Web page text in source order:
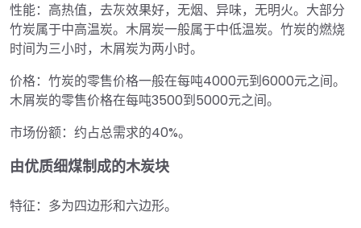
性能：高热值，去灰效果好，无烟、异味，无明火。大部分
竹炭属于中高温炭。木屑炭一般属于中低温炭。竹炭的燃烧
时间为三小时，木屑炭为两小时。
价格：竹炭的零售价格一般在每吨4000元到6000元之间。
木屑炭的零售价格在每吨3500到5000元之间。
市场份额：约占总需求的40%。
由优质细煤制成的木炭块
特征：多为四边形和六边形。